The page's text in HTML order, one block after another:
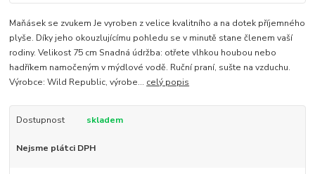
Maňásek se zvukem Je vyroben z velice kvalitního a na dotek příjemného
plyše. Díky jeho okouzlujícímu pohledu se v minutě stane členem vaší
rodiny. Velikost 75 cm Snadná údržba: otřete vlhkou houbou nebo
hadříkem namočeným v mýdlové vodě. Ruční praní, sušte na vzduchu.
Výrobce: Wild Republic, výrobe... celý popis
Dostupnost skladem
Nejsme plátci DPH